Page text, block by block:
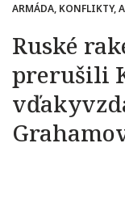
ARMÁDA, KONFLIKTY,